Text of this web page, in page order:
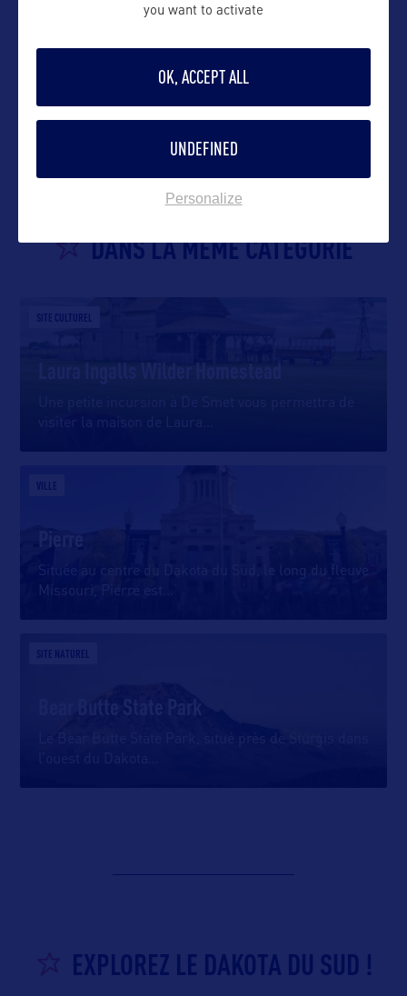
VOIR LE SITE
DANS LA MÊME CATEGORIE
SITE CULTUREL
Laura Ingalls Wilder Homestead
Une petite incursion à De Smet vous permettra de
visiter la maison de Laura
VILLE
Située au centre du Dakota du Sud, le long du fleuve
Missouri, Pierre est
SITE NATUREL
Bear Butte State Park
Le Bear Butte State Park, situé près de Sturgis dans
EXPLOREZ LE DAKOTA DU SUD !
you want to activate
OK, ACCEPT ALL
UNDEFINED
Personalize